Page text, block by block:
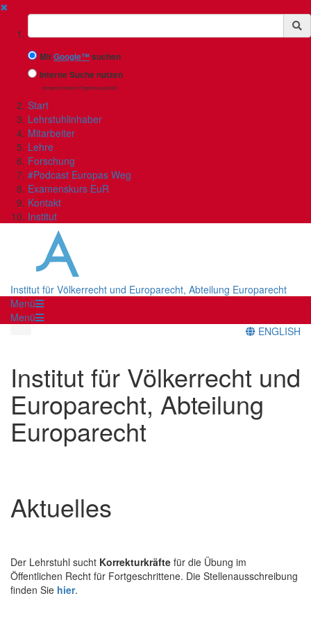
✖
Suchbegriff
MitGoogle™suchen
Interne Suche nutzen
(eingeschränkte Ergebnisqualität)
Start
Lehrstuhlinhaber
Mitarbeiter
Lehre
Forschung
#Podcast Europas Weg
Examenskurs EuR
Kontakt
Institut
Institut für Völkerrecht und Europarecht, Abteilung Europarecht
Menü
Menü
ENGLISH
Institut für Völkerrecht und
Europarecht, Abteilung
Europarecht
Aktuelles
Der Lehrstuhl sucht Korrekturkräfte für die Übung im
Öffentlichen Recht für Fortgeschrittene. Die Stellenausschreibung
finden Sie hier.